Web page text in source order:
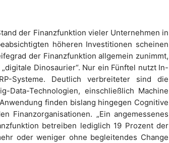
der Finanzfunktion vieler Unternehmen in
höheren Investitionen scheinen
der Finanzfunktion allgemein zunimmt,
Dinosaurier“. Nur ein Fünftel nutzt In-
Systeme. Deutlich verbreiteter sind die
Data-Technologien, einschließlich Machine
finden bislang hingegen Cognitive
Finanzorganisationen. „Ein angemessenes
betreiben lediglich 19 Prozent der
oder weniger ohne begleitendes Change